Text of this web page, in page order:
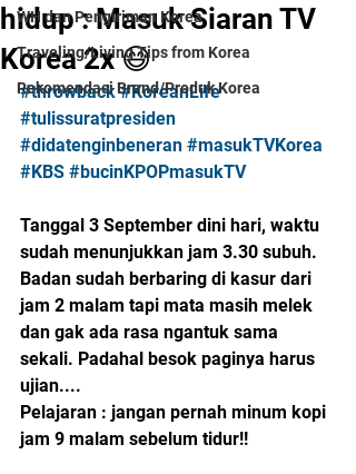
WH dan Pengiriman Korea
Traveling/Living Tips from Korea
Rekomendasi Brand/Produk Korea
hidup : Masuk Siaran TV
Korea 2x 😅
#throwback #KoreanLife
#tulissuratpresiden
#didatenginbeneran #masukTVKorea
#KBS #bucinKPOPmasukTV
Tanggal 3 September dini hari, waktu
sudah menunjukkan jam 3.30 subuh.
Badan sudah berbaring di kasur dari
jam 2 malam tapi mata masih melek
dan gak ada rasa ngantuk sama
sekali. Padahal besok paginya harus
ujian....
Pelajaran : jangan pernah minum kopi
jam 9 malam sebelum tidur!!